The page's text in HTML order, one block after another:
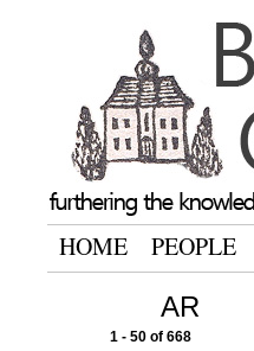
HOME PEOPLE
AR
1 - 50 of 668